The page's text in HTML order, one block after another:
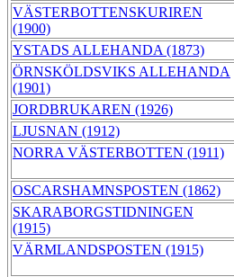
VÄSTERBOTTENSKURIREN
(1900)
YSTADS ALLEHANDA (1873)
ÖRNSKÖLDSVIKS ALLEHANDA
(1901)
JORDBRUKAREN (1926)
LJUSNAN (1912)
NORRA VÄSTERBOTTEN (1911)
OSCARSHAMNSPOSTEN (1862)
SKARABORGSTIDNINGEN
(1915)
VÄRMLANDSPOSTEN (1915)